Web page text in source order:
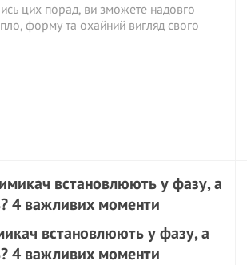
цих порад, ви зможете надовго
форму та охайний вигляд свого
встановлюють у фазу, а
4 важливих моменти